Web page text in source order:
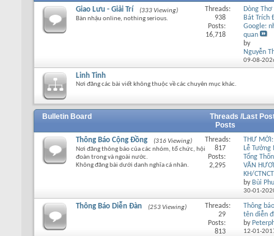
Giao Lưu - Giải Trí
(333 Viewing)
Bàn nhậu online, nothing serious.
Threads:
938
Posts:
16,718
Dòng Thơ
Bát Trích
Google:
quan
by
Nguyễn
09-08-
Linh Tinh
Nơi đăng các bài viết không thuộc về các chuyên mục khác.
Bulletin Board
Threads /
Posts
Last
Thông Báo Cộng Đồng
(316 Viewing)
Nơi đăng thông báo của các nhóm, tổ chức, hội
đoàn trong và ngoài nước.
Không đăng bài dưới danh nghĩa cá nhân.
Threads:
817
Posts:
2,295
THƯ
Lễ Tưởng
Tổng
VĂN
KH/
by Bùi
30-01-
Thông Báo Diễn Đàn (253 Viewing)
Threads:
29
Posts:
813
Thông
tên diễn
by
12-01-